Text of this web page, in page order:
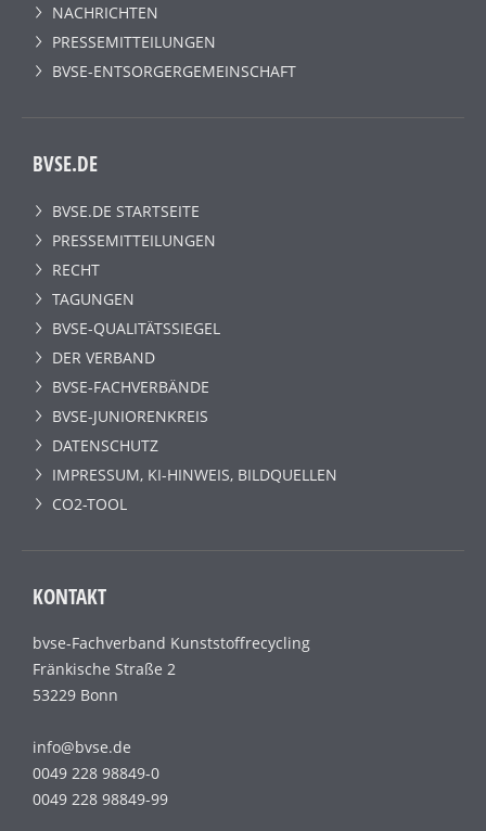
NACHRICHTEN
PRESSEMITTEILUNGEN
BVSE-ENTSORGERGEMEINSCHAFT
BVSE.DE
BVSE.DE STARTSEITE
PRESSEMITTEILUNGEN
RECHT
TAGUNGEN
BVSE-QUALITÄTSSIEGEL
DER VERBAND
BVSE-FACHVERBÄNDE
BVSE-JUNIORENKREIS
DATENSCHUTZ
IMPRESSUM, KI-HINWEIS, BILDQUELLEN
CO2-TOOL
KONTAKT
bvse-Fachverband Kunststoffrecycling
Fränkische Straße 2
53229 Bonn
info@bvse.de
0049 228 98849-0
0049 228 98849-99